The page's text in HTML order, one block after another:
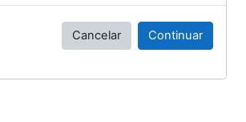
Cancelar Continuar